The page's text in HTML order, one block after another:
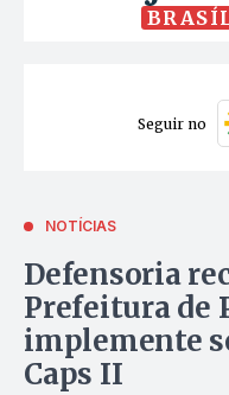
Seguir no
NOTÍCIAS
Defensoria
Prefeitura de
implemente
Caps II